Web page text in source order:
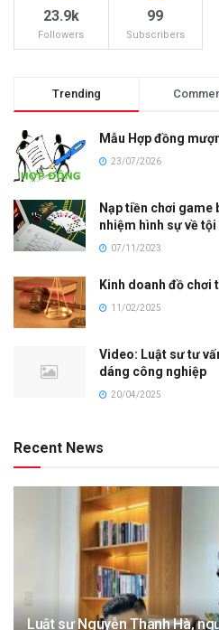
23.9k
Followers
99
Subscribers
Trending
Mẫu Hợp đồng
23/07/2026
Nạp tiền chơi
nhiệm hình sự về
07/11/2023
Kinh doanh đồ chơi
11/02/2025
Video: Luật sư tư
dáng công nghiệp
20/04/2025
Recent News
Luật sư Nguyễn Thanh Hà,